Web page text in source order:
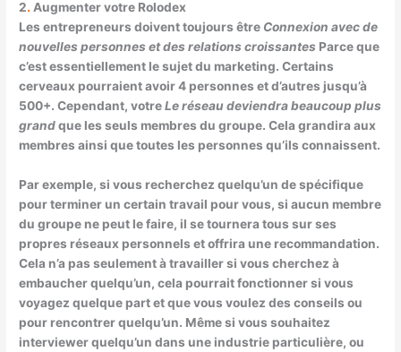
2. Augmenter votre Rolodex
Les entrepreneurs doivent toujours être Connexion avec de
nouvelles personnes et des relations croissantes Parce que
c’est essentiellement le sujet du marketing. Certains
cerveaux pourraient avoir 4 personnes et d’autres jusqu’à
500+. Cependant, votreLe réseau deviendra beaucoup plus
grandque les seuls membres du groupe. Cela grandira aux
membres ainsi que toutes les personnes qu’ils connaissent.
Par exemple, si vous recherchez quelqu’un de spécifique
pour terminer un certain travail pour vous, si aucun membre
du groupe ne peut le faire, il se tournera tous sur ses
propres réseaux personnels et offrira une recommandation.
Cela n’a pas seulement à travailler si vous cherchez à
embaucher quelqu’un, cela pourrait fonctionner si vous
voyagez quelque part et que vous voulez des conseils ou
pour rencontrer quelqu’un. Même si vous souhaitez
interviewer quelqu’un dans une industrie particulière, ou